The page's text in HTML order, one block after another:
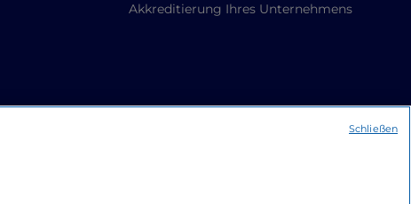
Akkreditierung Ihres Unternehmens
Schließen